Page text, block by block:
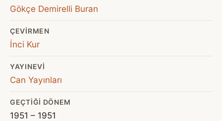
Gökçe Demirelli Buran
ÇEVIRMEN
İnci Kur
YAYINEVI
Can Yayınları
GEÇTIĞI DÖNEM
1951 – 1951